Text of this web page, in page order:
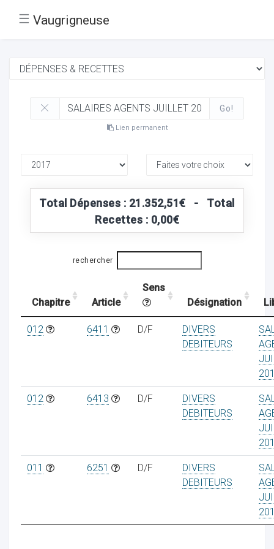
☰ Vaugrigneuse
Go!
Lien permanent
Total Dépenses : 21.352,51€ - Total
Recettes : 0,00€
rechercher
Chapitre Article
Sens
Désignation
012 6411 D/F
DIVERS
DEBITEURS
012 6413 D/F
DIVERS
DEBITEURS
011 6251 D/F
DIVERS
DEBITEURS